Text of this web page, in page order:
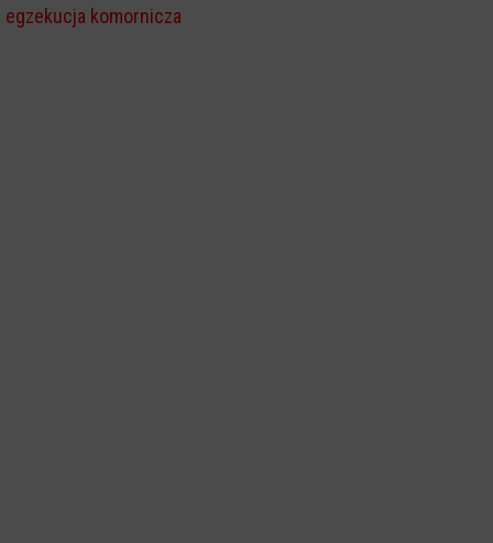
egzekucja komornicza